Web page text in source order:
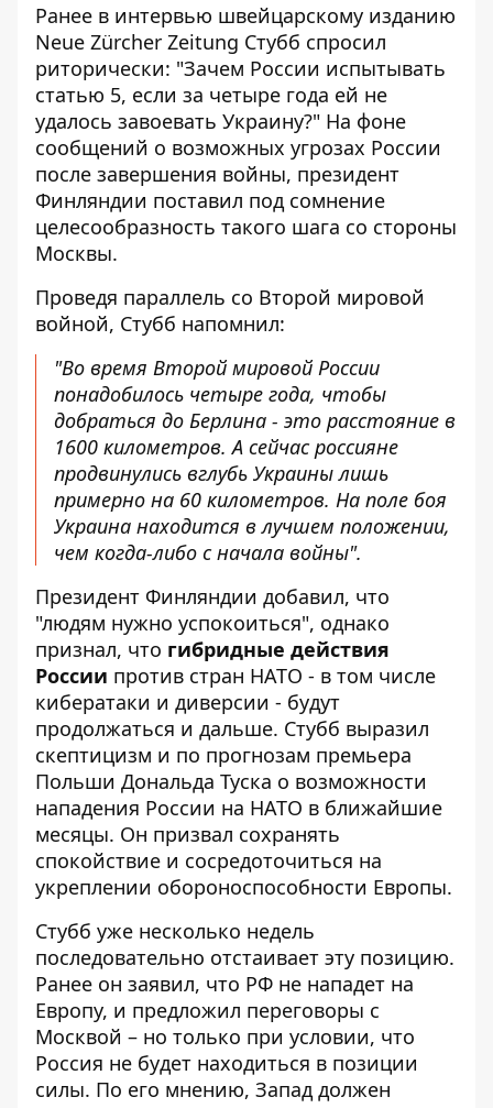
Ранее в интервью швейцарскому изданию
Neue Zürcher Zeitung Стубб спросил
риторически: "Зачем России испытывать
статью 5, если за четыре года ей не
удалось завоевать Украину?" На фоне
сообщений о возможных угрозах России
после завершения войны, президент
Финляндии поставил под сомнение
целесообразность такого шага со стороны
Москвы.
Проведя параллель со Второй мировой
войной, Стубб напомнил:
"Во время Второй мировой России
понадобилось четыре года, чтобы
добраться до Берлина - это расстояние в
1600 километров. А сейчас россияне
продвинулись вглубь Украины лишь
примерно на 60 километров. На поле боя
Украина находится в лучшем положении,
чем когда-либо с начала войны".
Президент Финляндии добавил, что
"людям нужно успокоиться", однако
признал, что гибридные действия
России против стран НАТО - в том числе
кибератаки и диверсии - будут
продолжаться и дальше. Стубб выразил
скептицизм и по прогнозам премьера
Польши Дональда Туска о возможности
нападения России на НАТО в ближайшие
месяцы. Он призвал сохранять
спокойствие и сосредоточиться на
укреплении обороноспособности Европы.
Стубб уже несколько недель
последовательно отстаивает эту позицию.
Ранее он заявил, что РФ не нападет на
Европу, и предложил переговоры с
Москвой – но только при условии, что
Россия не будет находиться в позиции
силы. По его мнению, Запад должен